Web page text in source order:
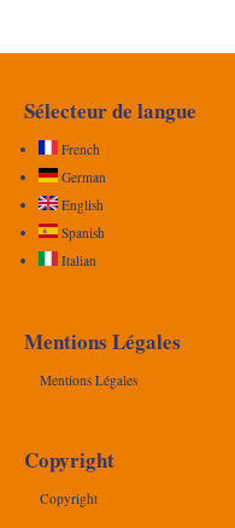
Sélecteur de langue
French
German
English
Spanish
Italian
Mentions Légales
Mentions Légales
Copyright
Copyright